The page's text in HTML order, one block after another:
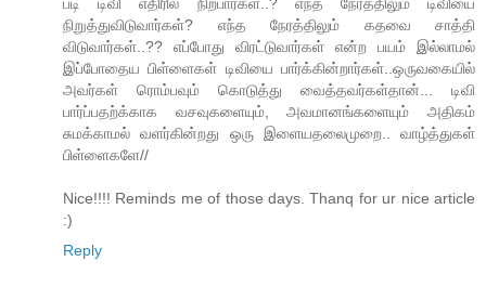
நிறுத்துவிடுவார்கள்? எந்த நேரத்திலும் கதவை சாத்தி
விடுவார்கள்..?? எப்போது விரட்டுவார்கள் என்ற பயம் இல்லாமல்
இப்போதைய பிள்ளைகள் டிவியை பார்க்கின்றார்கள்..ஒருவகையில்
அவர்கள் ரொம்பவும் கொடுத்து வைத்தவர்கள்தான்... டிவி
பார்ப்பதற்க்காக வசவுகளையும், அவமானங்களையும் அதிகம்
சுமக்காமல் வளர்கின்றது ஒரு இளையதலைமுறை.. வாழ்த்துகள்
பிள்ளைகளே//
Nice!!!! Reminds me of those days. Thanq for ur nice article
:)
Reply